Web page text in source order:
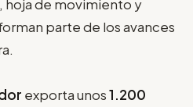
, hoja de movimiento y
parte de los avances
exporta unos1.200